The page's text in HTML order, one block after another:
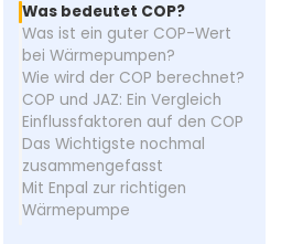
Was bedeutet COP?
Was ist ein guter COP-Wert
bei Wärmepumpen?
Wie wird der COP berechnet?
COP und JAZ: Ein Vergleich
Einflussfaktoren auf den COP
Das Wichtigste nochmal
zusammengefasst
Mit Enpal zur richtigen
Wärmepumpe